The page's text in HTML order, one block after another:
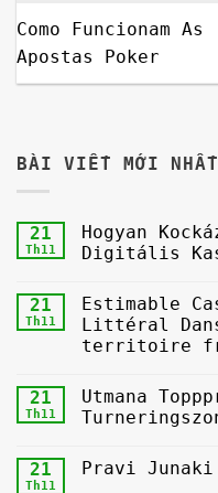
Como Funcionam As
Apostas Poker
BÀI VIẾT MỚI NHẤT
21
Th11
Hogyan
Digitális
21
Th11
Estimable
Littéral
territoire
21
Th11
Utmana
21
Th11
Pravi